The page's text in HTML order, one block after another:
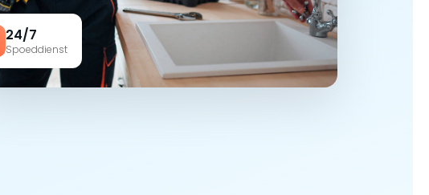
24/7
Spoeddienst